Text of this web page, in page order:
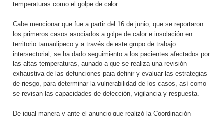
temperaturas como el golpe de calor.
Cabe mencionar que fue a partir del 16 de junio, que se reportaron
los primeros casos asociados a golpe de calor e insolación en
territorio tamaulipeco y a través de este grupo de trabajo
intersectorial, se ha dado seguimiento a los pacientes afectados por
las altas temperaturas, aunado a que se realiza una revisión
exhaustiva de las defunciones para definir y evaluar las estrategias
de riesgo, para determinar la vulnerabilidad de los casos, así como
se revisan las capacidades de detección, vigilancia y respuesta.
De igual manera y ante el anuncio que realizó la Coordinación